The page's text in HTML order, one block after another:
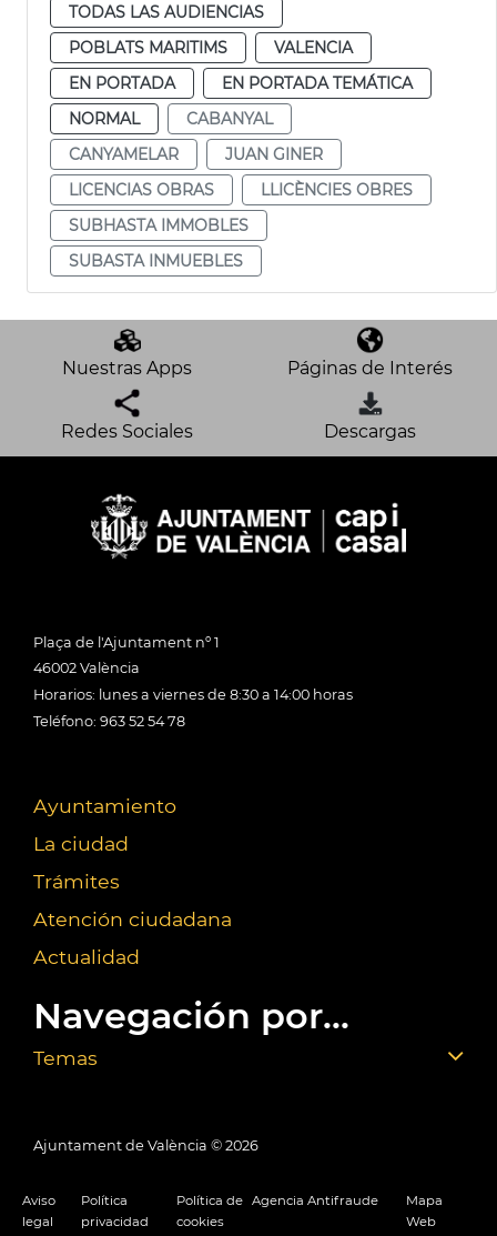
TODAS LAS AUDIENCIAS
POBLATS MARITIMS
VALENCIA
EN PORTADA
EN PORTADA TEMÁTICA
NORMAL
CABANYAL
CANYAMELAR
JUAN GINER
LICENCIAS OBRAS
LLICÈNCIES OBRES
SUBHASTA IMMOBLES
SUBASTA INMUEBLES
Nuestras Apps Páginas de Interés
Redes Sociales Descargas
Plaça de l'Ajuntament nº 1
46002 València
Horarios: lunes a viernes de 8:30 a 14:00 horas
Teléfono: 963 52 54 78
Ayuntamiento
La ciudad
Trámites
Atención ciudadana
Actualidad
Navegación por...
Temas
Ajuntament de València © 2026
Aviso
legal
Política
privacidad
Política de
cookies
Agencia Antifraude
Mapa
Web